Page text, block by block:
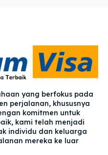
yang berfokus pada
perjalanan, khususnya
komitmen untuk
kami telah menjadi
individu dan keluarga
mereka ke luar